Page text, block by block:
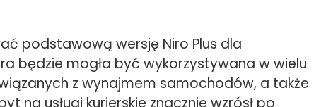
podstawową wersję Niro Plus dla
będzie mogła być wykorzystywana w wielu
z wynajmem samochodów, a także
na usługi kurierskie znacznie wzrósł po